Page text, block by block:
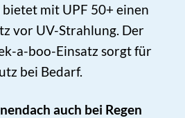
bietet mit UPF 50+ einen
vor UV-Strahlung. Der
a-boo-Einsatz sorgt für
bei Bedarf.
auch bei Regen